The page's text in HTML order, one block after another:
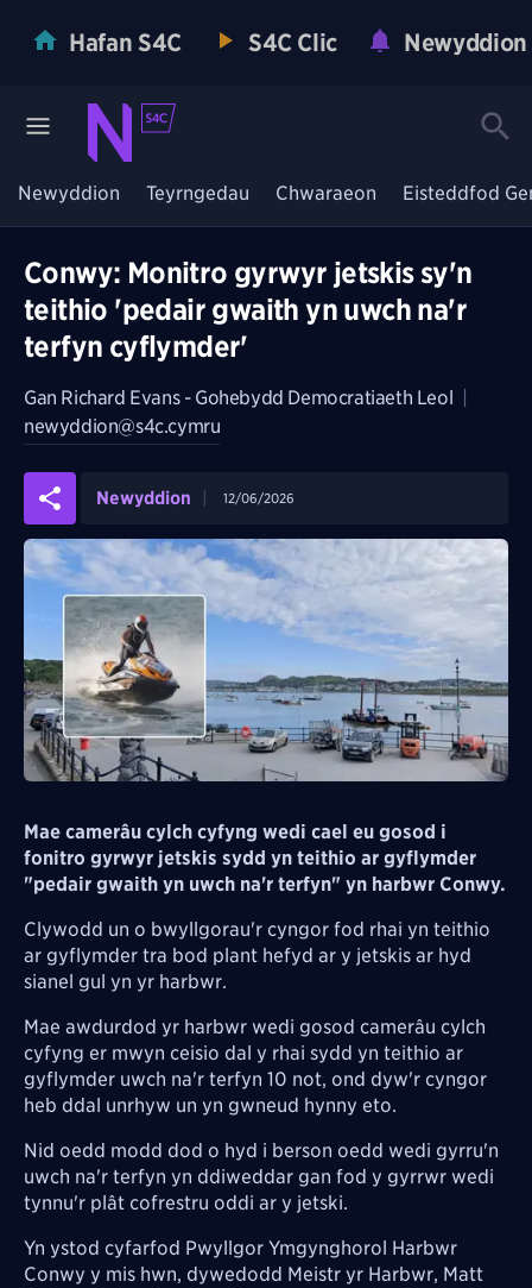
Hafan S4C S4C Clic Newyddion
Newyddion Teyrngedau Chwaraeon Eisteddfod
Conwy: Monitro gyrwyr jetskis sy'n
teithio 'pedair gwaith yn uwch na'r
terfyn cyflymder'
Gan Richard Evans - Gohebydd Democratiaeth Leol
newyddion@s4c.cymru
Newyddion 12/06/2026
Mae camerâu cylch cyfyng wedi cael eu gosod i
fonitro gyrwyr jetskis sydd yn teithio ar gyflymder
"pedair gwaith yn uwch na'r terfyn" yn harbwr Conwy.
Clywodd un o bwyllgorau'r cyngor fod rhai yn teithio
ar gyflymder tra bod plant hefyd ar y jetskis ar hyd
sianel gul yn yr harbwr.
Mae awdurdod yr harbwr wedi gosod camerâu cylch
cyfyng er mwyn ceisio dal y rhai sydd yn teithio ar
gyflymder uwch na'r terfyn 10 not, ond dyw'r cyngor
heb ddal unrhyw un yn gwneud hynny eto.
Nid oedd modd dod o hyd i berson oedd wedi gyrru'n
uwch na'r terfyn yn ddiweddar gan fod y gyrrwr wedi
tynnu'r plât cofrestru oddi ar y jetski.
Yn ystod cyfarfod Pwyllgor Ymgynghorol Harbwr
Conwy y mis hwn, dywedodd Meistr yr Harbwr, Matt